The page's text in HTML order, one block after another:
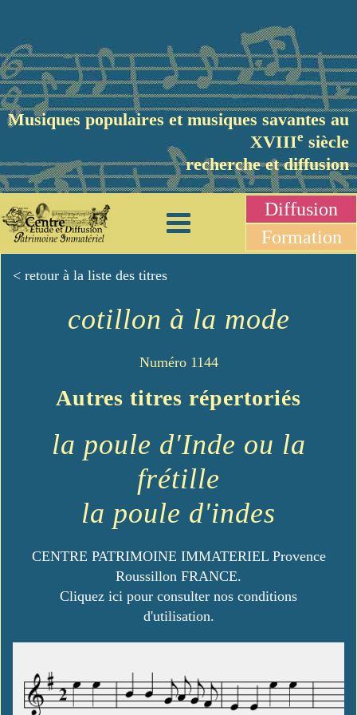
Musiques populaires et musiques savantes au
XVIIIe siècle
recherche et diffusion
Diffusion
Formation
< retour à la liste des titres
cotillon à la mode
Numéro 1144
Autres titres répertoriés
la poule d'Inde ou la
frétille
la poule d'indes
CENTRE PATRIMOINE IMMATERIEL Provence
Roussillon FRANCE.
Cliquez ici pour consulter nos conditions
d'utilisation.